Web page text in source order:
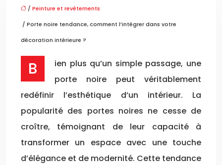
/ Peinture et revêtements
/ Porte noire tendance, comment l’intégrer dans votre
décoration intérieure ?
Bien plus qu’un simple passage, une
porte noire peut véritablement
redéfinir l’esthétique d’un intérieur. La
popularité des portes noires ne cesse de
croître, témoignant de leur capacité à
transformer un espace avec une touche
d’élégance et de modernité. Cette tendance